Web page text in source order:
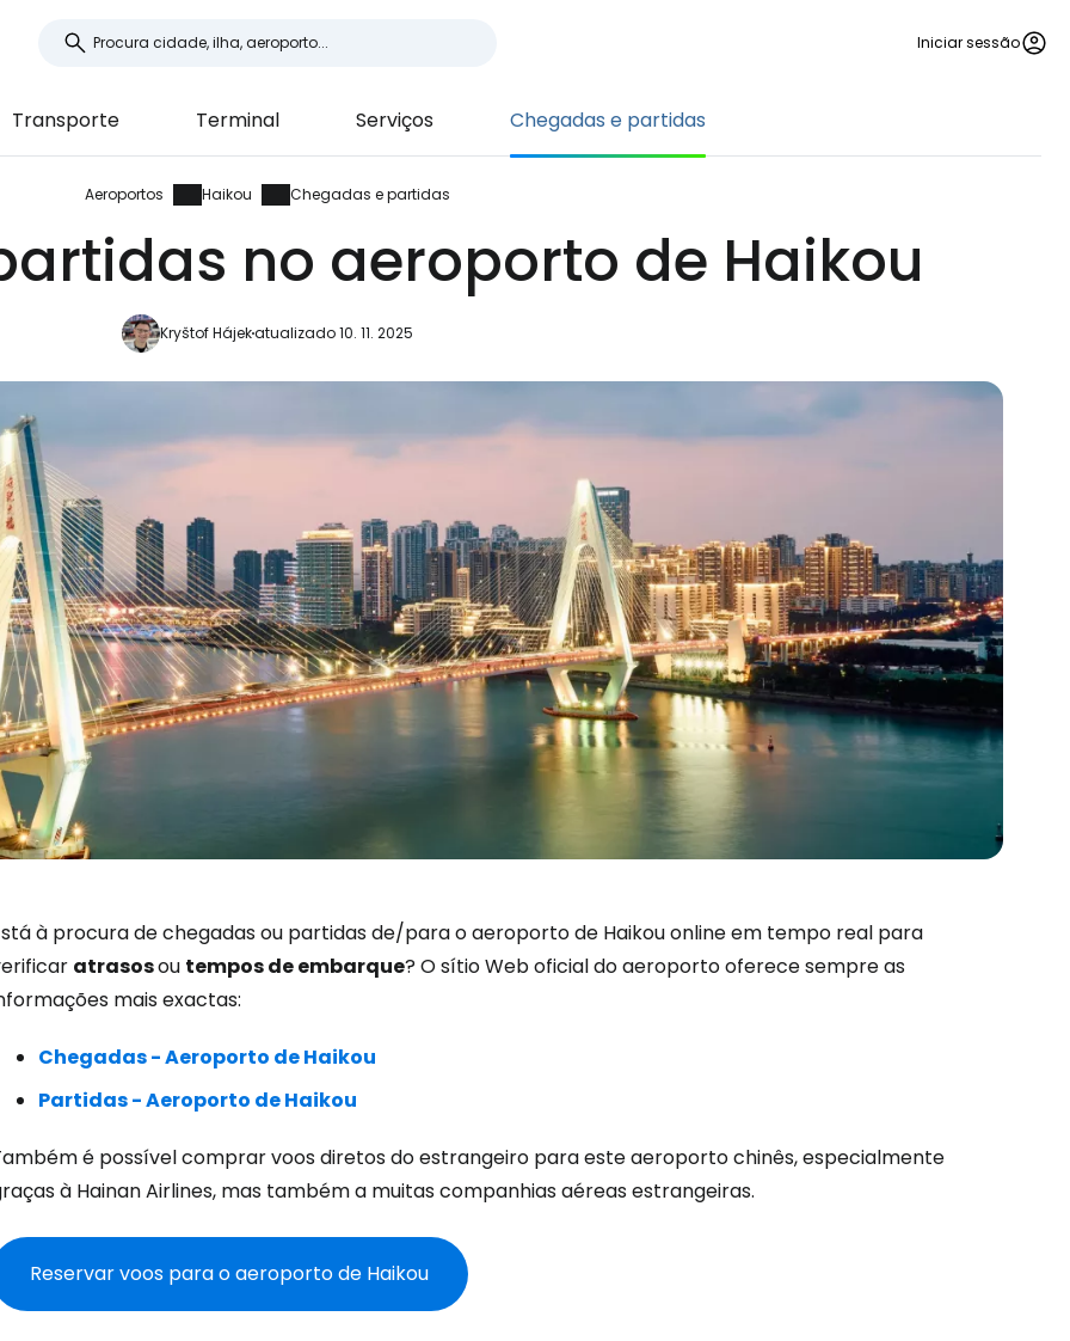
Iniciar sessão
Transporte Terminal Serviços Chegadas e partidas
Aeroportos Haikou Chegadas e partidas
no aeroporto de Haikou
Kryštof Hájekatualizado 10. 11. 2025
à procura de chegadas ou partidas de/para o aeroporto de Haikou online em tempo real para
atrasosou tempos de embarque? O sítio Web oficial do aeroporto oferece sempre as
mais exactas:
Chegadas - Aeroporto de Haikou
Partidas - Aeroporto de Haikou
é possível comprar voos diretos do estrangeiro para este aeroporto chinês, especialmente
à Hainan Airlines, mas também a muitas companhias aéreas estrangeiras.
Reservar voos para o aeroporto de Haikou
Iniciar sessão no Cestee
Continuar com o Facebook
Continuar com o correio eletrónico